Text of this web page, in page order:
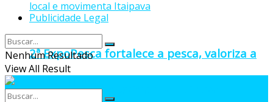
2ª ExpoPesca fortalece a pesca, valoriza a
cultura local e movimenta Itaipava
Publicidade Legal
Nenhum Resultado
View All Result